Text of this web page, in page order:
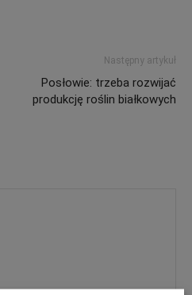
Następny artykuł
Posłowie: trzeba rozwijać
produkcję roślin białkowych